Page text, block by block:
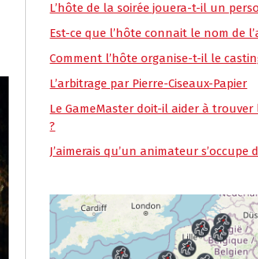
L’hôte de la soirée jouera-t-il un
Est-ce que l’hôte connait le nom de
Comment l’hôte organise-t-il le
L’arbitrage par Pierre-Ciseaux-Papier
Le GameMaster doit-il aider à
?
J’aimerais qu’un animateur s’occupe